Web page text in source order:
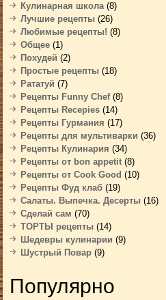
Кулинарная школа(8)
Лучшие рецепты (26)
Любимые рецепты! (8)
Общее (1)
Похудей (2)
Простые рецепты (18)
Рататуй (7)
Рецепты Funny Chef(8)
Рецепты Recepies (14)
Рецепты Гурмания (17)
Рецепты для мультиварки (36)
Рецепты Кулинария (34)
Рецепты от bon appetit (8)
Рецепты от Cook Good (10)
Рецепты Фуд клаб (19)
Салаты. Выпечка. Десерты (16)
Сделай сам (70)
ТОРТЫ рецепты (14)
Шедевры кулинарии (9)
Шустрый Повар (9)
Популярно